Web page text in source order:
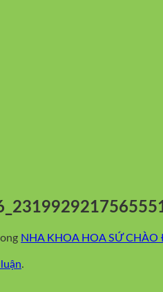
NHA KHOA HOA SỨ
.